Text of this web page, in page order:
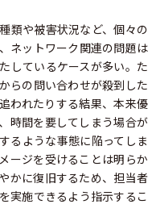
類や被害状況など、個々の
ネットワーク関連の問題は
しているケースが多い。た
らの問い合わせが殺到した
われたりする結果、本来優
時間を要してしまう場合が
るような事態に陥ってしま
ージを受けることは明らか
かに復旧するため、担当者
実施できるよう指示するこ